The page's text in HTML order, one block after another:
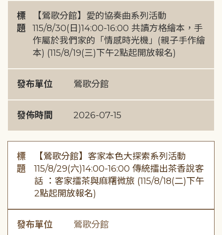
標
題
【鶯歌分館】愛的協奏曲系列活動
115/8/30(日)14:00-16:00 共讀方格繪本，手
作屬於我們家的「情感時光機」(親子手作繪
本) (115/8/19(三)下午2點起開放報名)
發布單位 鶯歌分館
發佈時間 2026-07-15
標
題
【鶯歌分館】客家本色大探索系列活動
115/8/29(六)14:00-16:00 傳統擂出茶香說客
話 ：客家擂茶與麻糬微旅 (115/8/18(二)下午
2點起開放報名)
發布單位 鶯歌分館